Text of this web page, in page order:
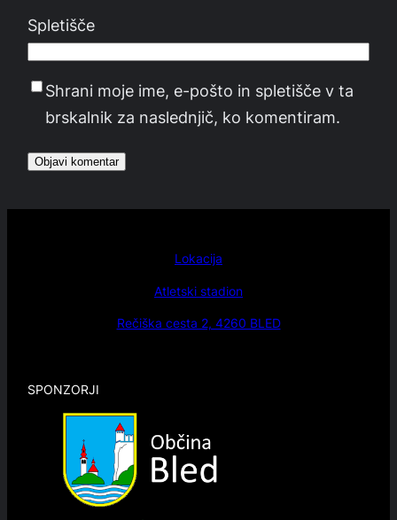
Spletišče
Shrani moje ime, e-pošto in spletišče v ta
brskalnik za naslednjič, ko komentiram.
Lokacija
Atletski stadion
Rečiška cesta 2, 4260 BLED
SPONZORJI